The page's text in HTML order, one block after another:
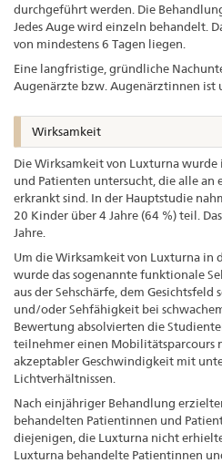
durchgeführt werden. Die
Jedes Auge wird einzeln behandelt.
von mindestens 6 Tagen liegen.
Eine langfristige, gründliche
Augenärzte bzw. Augenärztinnen ist
Wirksamkeit
Die Wirksamkeit von Luxturna wurde
und Patienten untersucht, die alle
erkrankt sind. In der Hauptstudie
20 Kinder über 4 Jahre (64 %) teil.
Jahre.
Um die Wirksamkeit von Luxturna in
wurde das sogenannte funktionale
aus der Sehschärfe, dem
und/oder Sehfähigkeit bei
Bewertung absolvierten die
teilnehmer einen Mobilitätsparcours
akzeptabler Geschwindigkeit mit
Lichtverhältnissen.
Nach einjähriger Behandlung
behandelten Patientinnen und
diejenigen, die Luxturna nicht
Luxturna behandelte Patientinnen